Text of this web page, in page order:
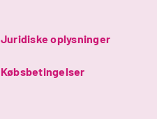
Juridiske oplysninger
Købsbetingelser